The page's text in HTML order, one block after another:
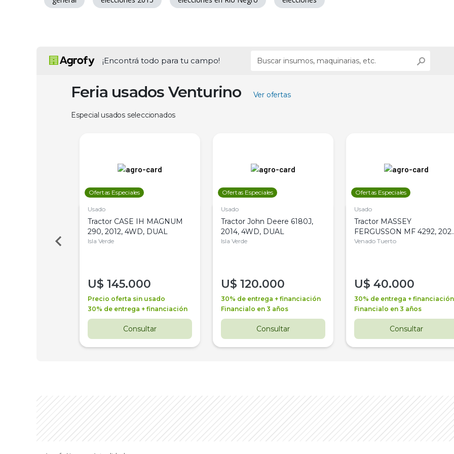
¡Encontrá todo para tu campo!
Feria usados Venturino Ver ofertas
Especial usados seleccionados
Ofertas Especiales
Usado
Tractor CASE IH MAGNUM
290, 2012, 4WD, DUAL
Isla Verde
U$ 145.000
Precio oferta sin usado
30% de entrega + financiación
Consultar
Ofertas Especiales
Usado
Tractor John Deere 6180J,
2014, 4WD, DUAL
Isla Verde
U$ 120.000
30% de entrega + financiación
Financialo en 3 años
Consultar
Ofertas Especiales
Usado
Tractor MASSEY
FERGUSSON MF 4292,
4WD, PATON
Venado Tuerto
U$ 40.000
30% de entrega + financiación
Financialo en 3 años
Consultar